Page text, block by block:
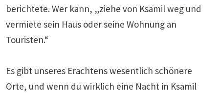
berichtete. Wer kann, „ziehe von Ksamil weg und
vermiete sein Haus oder seine Wohnung an
Touristen.“
Es gibt unseres Erachtens wesentlich schönere
Orte, und wenn du wirklich eine Nacht in Ksamil